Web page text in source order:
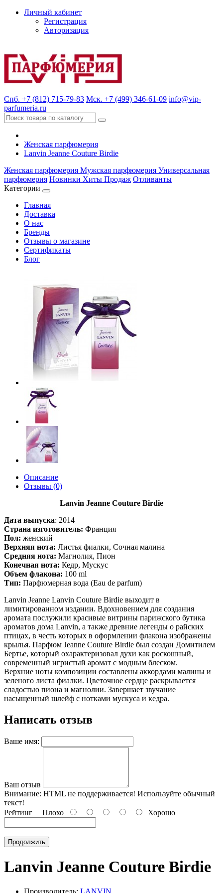
Личный кабинет
Регистрация
Авторизация
Спб. +7 (812) 715-79-83 Мск. +7 (499) 346-61-09 info@vip-
parfumeria.ru
Женская парфюмерия
Lanvin Jeanne Couture Birdie
Женская парфюмерия Мужская парфюмерия Универсальная
парфюмерия Новинки Хиты Продаж Отливанты
Категории
Главная
Доставка
О нас
Бренды
Отзывы о магазине
Сертификаты
Блог
Описание
Отзывы (0)
Lanvin Jeanne Couture Birdie
Дата выпуска: 2014
Страна изготовитель: Франция
Пол: женский
Верхняя нота: Листья фиалки, Сочная малина
Средняя нота: Магнолия, Пион
Конечная нота: Кедр, Мускус
Объем флакона: 100 ml
Тип: Парфюмерная вода (Eau de parfum)
Lanvin Jeanne Lanvin Couture Birdie выходит в
лимитированном издании. Вдохновением для создания
аромата послужили красивые витрины парижского бутика
ароматов дома Lanvin, а также древние легенды о райских
птицах, в честь которых в оформлении флакона изображены
крылья. Парфюм Jeanne Couture Birdie был создан Домитилем
Бертье, который охарактеризовал духи как роскошный,
современный игристый аромат с модным блеском.
Верхние ноты композиции составлены аккордами малины и
зеленого листа фиалки. Цветочное сердце раскрывается
сладостью пиона и магнолии. Завершает звучание
насыщенный шлейф с нотками мускуса и кедра.
Написать отзыв
Ваше имя:
Ваш отзыв
Внимание: HTML не поддерживается! Используйте обычный
текст!
Рейтинг Плохо Хорошо
Продолжить
Lanvin Jeanne Couture Birdie
Производитель: LANVIN